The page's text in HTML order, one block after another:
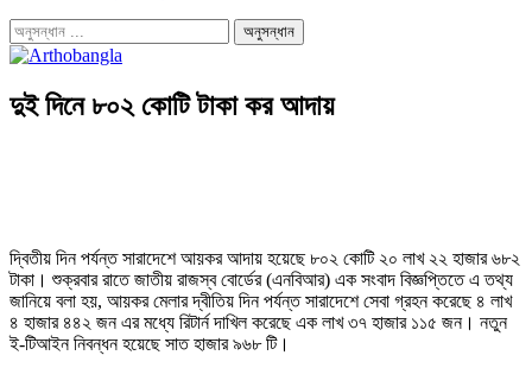
দুই দিনে ৮০২ কোটি টাকা কর আদায়
দ্বিতীয় দিন পর্যন্ত সারাদেশে আয়কর আদায় হয়েছে ৮০২ কোটি ২০ লাখ ২২ হাজার ৬৮২
টাকা। শুক্রবার রাতে জাতীয় রাজস্ব বোর্ডের (এনবিআর) এক সংবাদ বিজ্ঞপ্তিতে এ তথ্য
জানিয়ে বলা হয়, আয়কর মেলার দ্বীতিয় দিন পর্যন্ত সারাদেশে সেবা গ্রহন করেছে ৪ লাখ
৪ হাজার ৪৪২ জন এর মধ্যে রিটার্ন দাখিল করেছে এক লাখ ৩৭ হাজার ১১৫ জন। নতুন
ই-টিআইন নিবন্ধন হয়েছে সাত হাজার ৯৬৮ টি।